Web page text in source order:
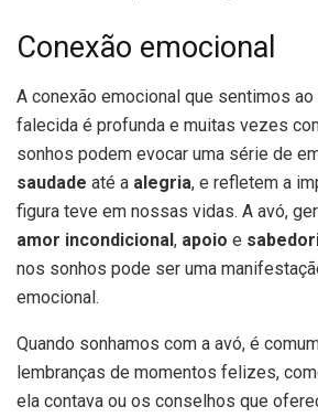
Conexão emocional
A conexão emocional que sentimos ao
falecida é profunda e muitas vezes
sonhos podem evocar uma série de
saudade até a alegria, e refletem a
figura teve em nossas vidas. A avó,
amor incondicional, apoio e
nos sonhos pode ser uma
emocional.
Quando sonhamos com a avó, é
lembranças de momentos felizes,
ela contava ou os conselhos que